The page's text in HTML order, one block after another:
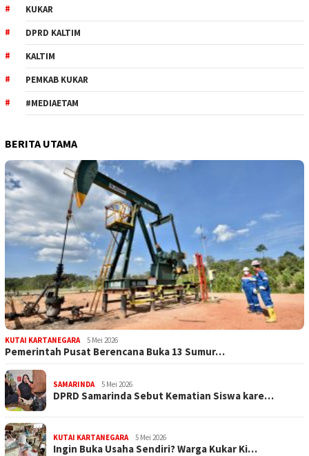
KUKAR
DPRD KALTIM
KALTIM
PEMKAB KUKAR
#MEDIAETAM
BERITA UTAMA
KUTAI KARTANEGARA 5 Mei 2026
Pemerintah Pusat Berencana Buka 13 Sumur…
SAMARINDA 5 Mei 2026
DPRD Samarinda Sebut Kematian Siswa kare…
KUTAI KARTANEGARA 5 Mei 2026
Ingin Buka Usaha Sendiri? Warga Kukar Ki…